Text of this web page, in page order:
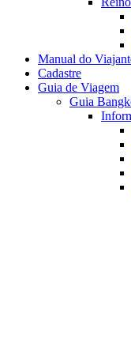
Manual do
Cadastre
Guia de Viagem
Guia